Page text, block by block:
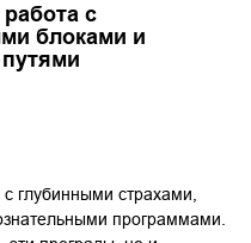
с
блоками и
глубинными страхами,
программами.